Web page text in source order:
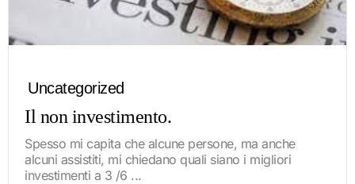
Uncategorized
Il non investimento.
Spesso mi capita che alcune persone, ma anche
alcuni assistiti, mi chiedano quali siano i migliori
investimenti a 3 /6 ...